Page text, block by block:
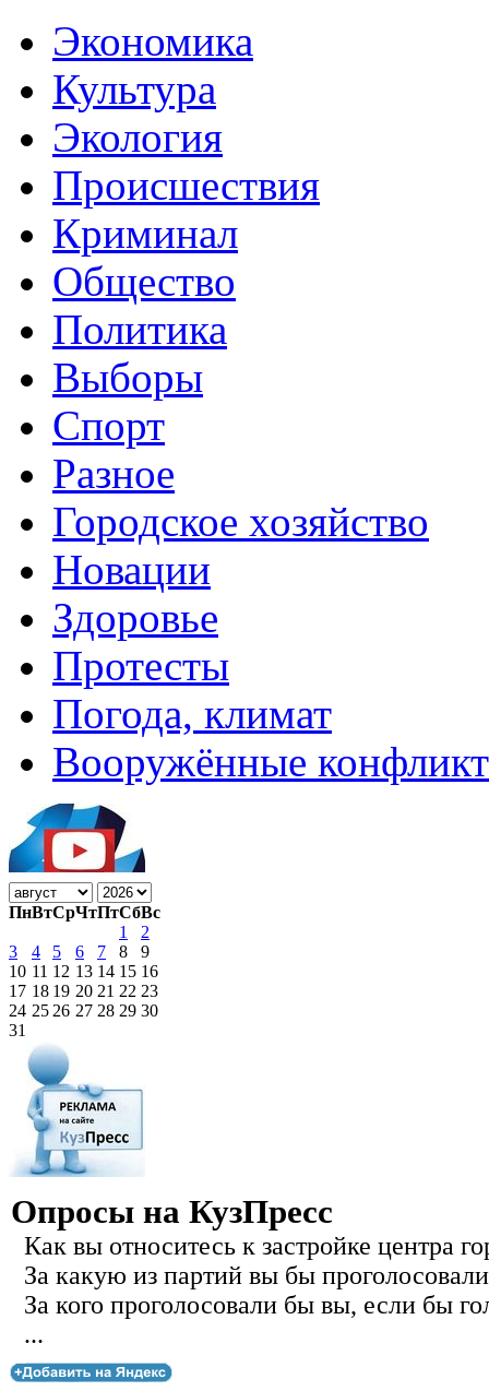
Экономика
Культура
Экология
Происшествия
Криминал
Общество
Политика
Выборы
Спорт
Разное
Городское хозяйство
Новации
Здоровье
Протесты
Погода, климат
Вооружённые
ПнВтСрЧтПтСбВс
1
2
3
4 5 6 7 8
9
10 11 12 13 14 15 16
17 18 19 20 21 22 23
24 25 26 27 28 29 30
31
Опросы на КузПресс
Как вы относитесь к застройке центра
За какую из партий вы бы
За кого проголосовали бы вы, если бы
...